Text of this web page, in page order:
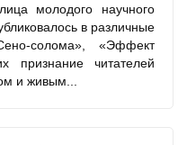
молодого научного
в различные
солома», «Эффект
признание читателей
и живым...